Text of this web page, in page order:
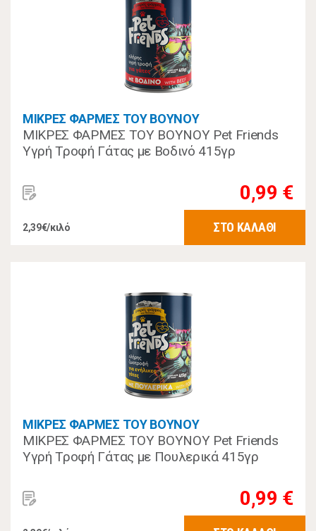
ΜΙΚΡΕΣ ΦΑΡΜΕΣ ΤΟΥ ΒΟΥΝΟΥ
ΜΙΚΡΕΣ ΦΑΡΜΕΣ ΤΟΥ ΒΟΥΝΟΥ Pet Friends
Υγρή Τροφή Γάτας με Βοδινό 415γρ
0,99 €
2,39€/κιλό ΣΤΟ ΚΑΛΑΘΙ
ΜΙΚΡΕΣ ΦΑΡΜΕΣ ΤΟΥ ΒΟΥΝΟΥ
ΜΙΚΡΕΣ ΦΑΡΜΕΣ ΤΟΥ ΒΟΥΝΟΥ Pet Friends
Υγρή Τροφή Γάτας με Πουλερικά 415γρ
0,99 €